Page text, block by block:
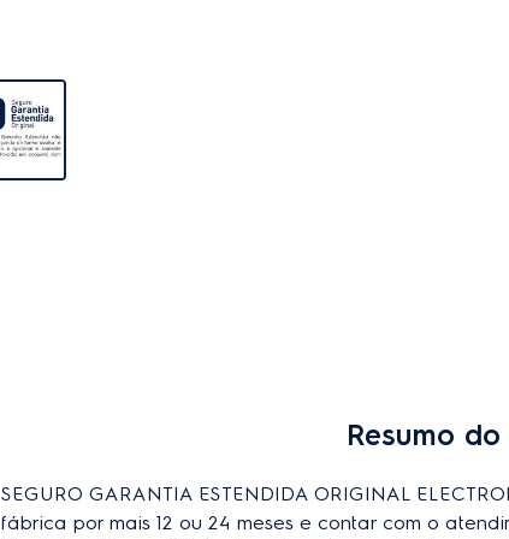
Resumo
SEGURO GARANTIA ESTENDIDA ORIGINAL
fábrica por mais 12 ou 24 meses e contar com o